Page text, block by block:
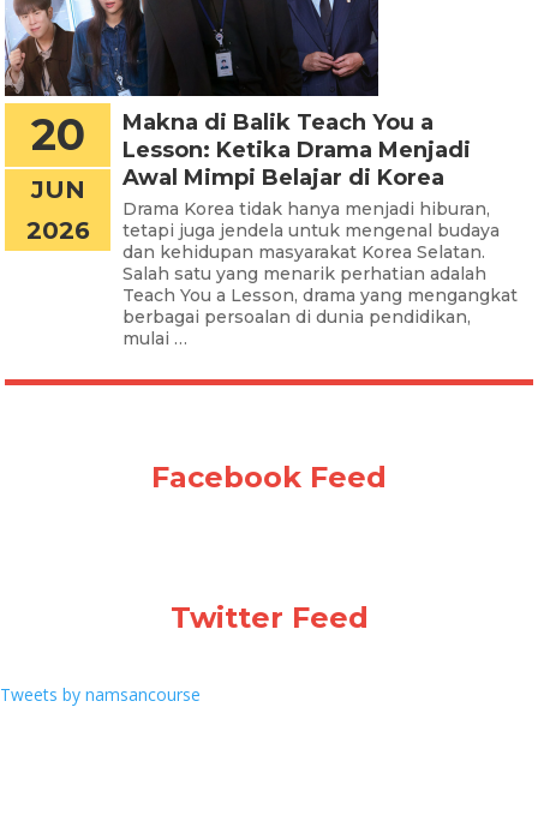
20
JUN
2026
Makna di Balik Teach You a
Lesson: Ketika Drama Menjadi
Awal Mimpi Belajar di Korea
Drama Korea tidak hanya menjadi hiburan,
tetapi juga jendela untuk mengenal budaya
dan kehidupan masyarakat Korea Selatan.
Salah satu yang menarik perhatian adalah
Teach You a Lesson, drama yang mengangkat
berbagai persoalan di dunia pendidikan,
mulai …
Facebook Feed
Twitter Feed
Tweets by namsancourse